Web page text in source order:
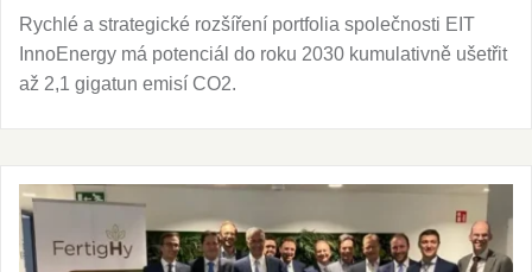
Rychlé a strategické rozšíření portfolia společnosti EIT
InnoEnergy má potenciál do roku 2030 kumulativně ušetřit
až 2,1 gigatun emisí CO2.